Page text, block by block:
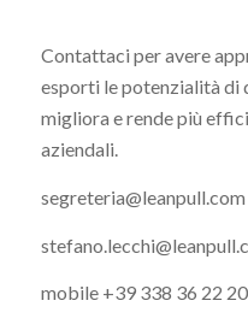
Contattaci per avere
esporti le potenzialità di
migliora e rende più
aziendali.
segreteria@leanpull.com
mobile +39 338 36 22